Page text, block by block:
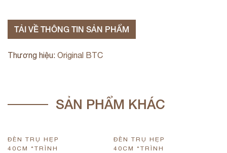
TẢI VỀ THÔNG TIN SẢN PHẨM
Thương hiệu: Original BTC
SẢN PHẨM KHÁC
ĐÈN TRỤ HẸP
40CM *TRÌNH
ĐÈN TRỤ HẸP
40CM *TRÌNH